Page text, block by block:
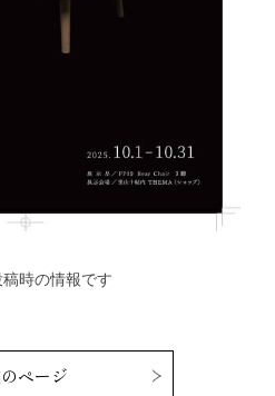
時の情報です
ページ